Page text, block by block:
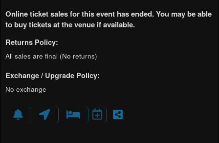
Online ticket sales for this event has ended. You may be able
to buy tickets at the venue if available.
Returns Policy:
All sales are final (No returns)
Exchange / Upgrade Policy:
No exchange